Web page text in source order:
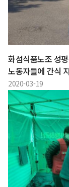
화섬식품노조 성
노동자들에 간식
2020-03-19